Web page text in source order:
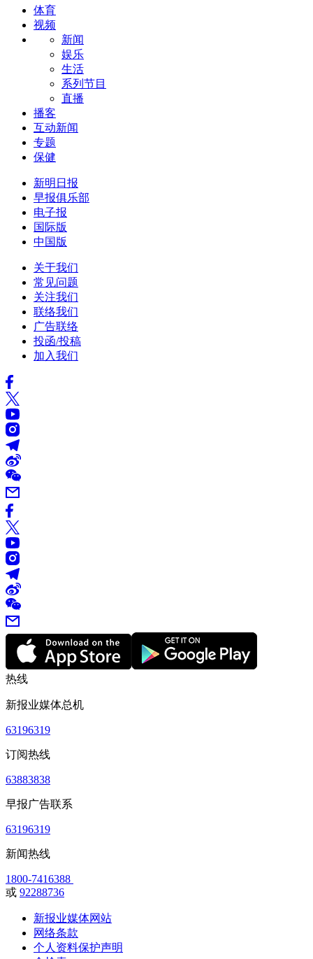
体育
视频
新闻
娱乐
生活
系列节目
直播
播客
互动新闻
专题
保健
新明日报
早报俱乐部
电子报
国际版
中国版
关于我们
常见问题
关注我们
联络我们
广告联络
投函/投稿
加入我们
热线
新报业媒体总机
63196319
订阅热线
63883838
早报广告联系
63196319
新闻热线
1800-7416388
或 92288736
新报业媒体网站
网络条款
个人资料保护声明